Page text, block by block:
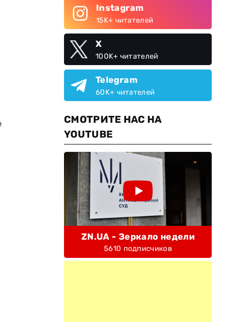
Instagram
15K+ читателей
X
100K+ читателей
Telegram
60K+ читателей
СМОТРИТЕ НАС НА
YOUTUBE
ZN.UA - Зеркало недели
5610 подписчиков